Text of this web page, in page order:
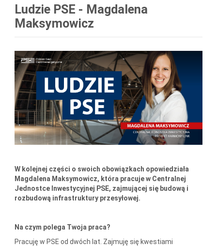
Ludzie PSE - Magdalena
Maksymowicz
W kolejnej części o swoich obowiązkach opowiedziała
Magdalena Maksymowicz, która pracuje w Centralnej
Jednostce Inwestycyjnej PSE, zajmującej się budową i
rozbudową infrastruktury przesyłowej.
Na czym polega Twoja praca?
Pracuję w PSE od dwóch lat. Zajmuję się kwestiami